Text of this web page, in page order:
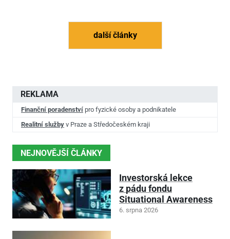
další články
REKLAMA
Finanční poradenství pro fyzické osoby a podnikatele
Realitní služby v Praze a Středočeském kraji
NEJNOVĚJŠÍ ČLÁNKY
Investorská lekce
z pádu fondu
Situational Awareness
6. srpna 2026